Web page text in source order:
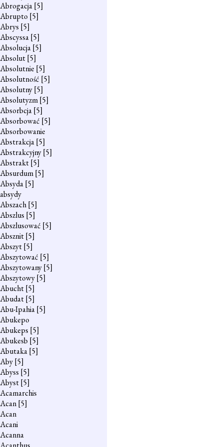
Abrogacja[5]
Abrupto [5]
Abrys [5]
Abscyssa[5]
Absolucja[5]
Absolut[5]
Absolutnie [5]
Absolutność [5]
Absolutny[5]
Absolutyzm[5]
Absorbcja[5]
Absorbować [5]
Absorbowanie
Abstrakcja[5]
Abstrakcyjny[5]
Abstrakt[5]
Absurdum[5]
Absyda[5]
absydy
Abszach[5]
Abszlus [5]
Abszlusować [5]
Absznit[5]
Abszyt[5]
Abszytować [5]
Abszytowany[5]
Abszytowy[5]
Abucht[5]
Abudat[5]
Abu-Ipahia[5]
Abukepo
Abukeps [5]
Abukesb [5]
Abutaka[5]
Aby[5]
Abyss [5]
Abyst[5]
Acamarchis
Acan[5]
Acan
Acani
Acanna